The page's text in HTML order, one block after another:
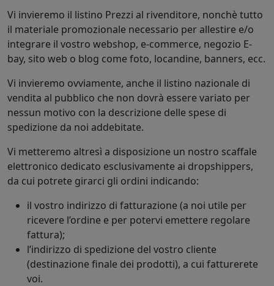
Vi invieremo il listino Prezzi al rivenditore, nonchè tutto
il materiale promozionale necessario per allestire e/o
integrare il vostro webshop, e-commerce, negozio E-
bay, sito web o blog come foto, locandine, banners, ecc.
Vi invieremo ovviamente, anche il listino nazionale di
vendita al pubblico che non dovrà essere variato per
nessun motivo con la descrizione delle spese di
spedizione da noi addebitate.
Vi metteremo altresì a disposizione un nostro scaffale
elettronico dedicato esclusivamente ai dropshippers,
da cui potrete girarci gli ordini indicando:
il vostro indirizzo di fatturazione (a noi utile per
ricevere l’ordine e per potervi emettere regolare
fattura);
l’indirizzo di spedizione del vostro cliente
(destinazione finale dei prodotti), a cui fatturerete
voi.